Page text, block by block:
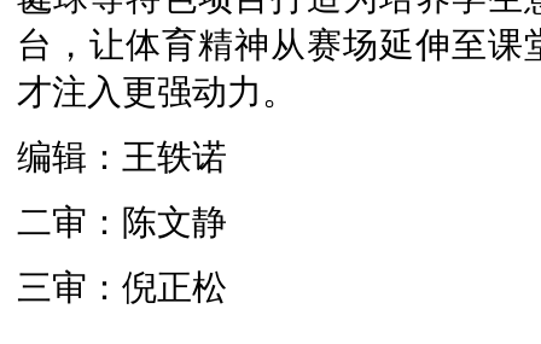
台，让体育精神从赛场延伸至
才注入更强动力。
编辑：王轶诺
二审：陈文静
三审：倪正松